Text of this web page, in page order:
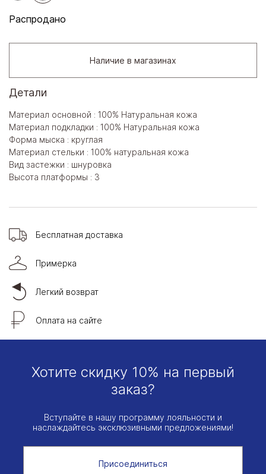
Распродано
Наличие в магазинах
Детали
Материал основной : 100% Натуральная кожа
Материал подкладки : 100% Натуральная кожа
Форма мыска : круглая
Материал стельки : 100% натуральная кожа
Вид застежки : шнуровка
Высота платформы : 3
Бесплатная доставка
Примерка
Легкий возврат
Оплата на сайте
Хотите скидку 10% на первый
заказ?
Вступайте в нашу программу лояльности и
наслаждайтесь эксклюзивными предложениями!
Присоединиться